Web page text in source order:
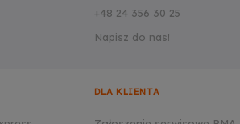
+48 24 356 30 25
Napisz do nas!
DLA KLIENTA